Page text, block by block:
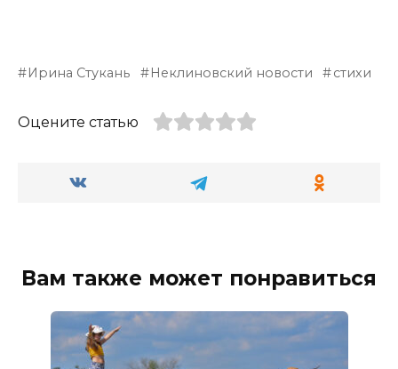
Ирина Стукань Неклиновский новости стихи
Оцените статью
Вам также может понравиться